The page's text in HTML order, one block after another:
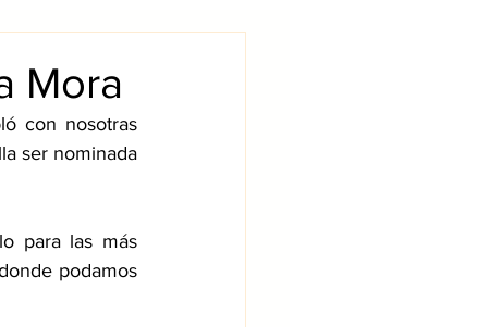
Mora
con nosotras
ser nominada
para las más
podamos